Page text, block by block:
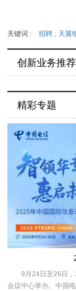
关键词 : 招聘 ; 天翼
创新业务推荐
精彩专题
9月24日至26日
会议中心举办。中国